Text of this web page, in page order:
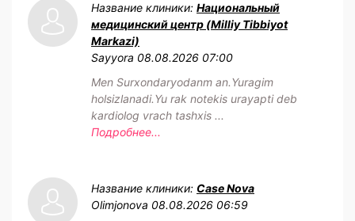
Название клиники: Национальный
медицинский центр (Milliy Tibbiyot
Markazi)
Sayyora 08.08.2026 07:00
Men Surxondaryodanm an.Yuragim
holsizlanadi.Yu rak notekis urayapti deb
kardiolog vrach tashxis ...
Подробнее...
Название клиники: Case Nova
Olimjonova 08.08.2026 06:59